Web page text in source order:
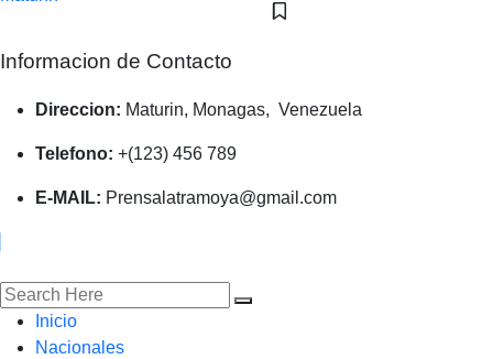
Informacion de Contacto
Direccion: Maturin, Monagas, Venezuela
Telefono: +(123) 456 789
E-MAIL: Prensalatramoya@gmail.com
Inicio
Nacionales